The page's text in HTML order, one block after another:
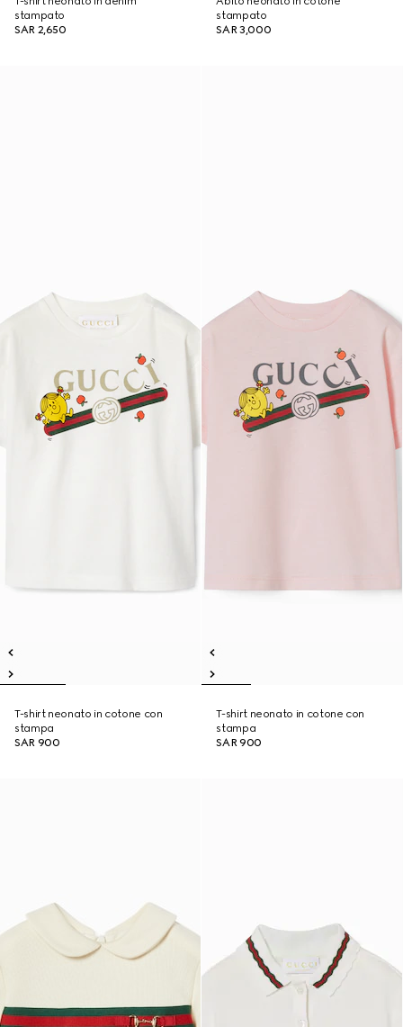
stampato
SAR 2,650
stampato
SAR 3,000
T-shirt neonato in cotone con
stampa
SAR 900
T-shirt neonato in cotone con
stampa
SAR 900